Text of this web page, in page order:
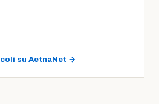
su AetnaNet →